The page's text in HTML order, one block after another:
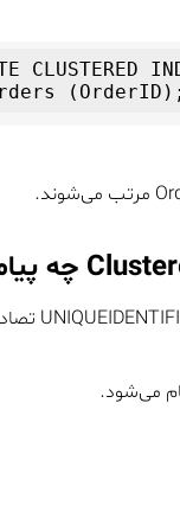
CLUSTERED
می‌شود.